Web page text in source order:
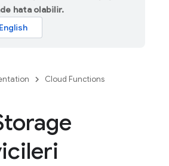
hata olabilir.
Cloud Functions